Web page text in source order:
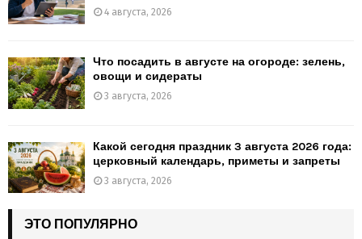
4 августа, 2026
Что посадить в августе на огороде: зелень,
овощи и сидераты
3 августа, 2026
Какой сегодня праздник 3 августа 2026 года:
церковный календарь, приметы и запреты
3 августа, 2026
ЭТО ПОПУЛЯРНО